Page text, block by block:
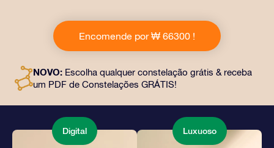
da OSR! Esse presente inclui um lindo envelope e
documentos personalizados enviados para um
endereço de sua escolha, além de documentos digitais
mágica de oferecer um presente eterno a amigos e
entes queridos.
Encomende por ₩ 66300 !
NOVO: Escolha qualquer constelação grátis & receba
um PDF de Constelações GRÁTIS!
Digital Luxuoso